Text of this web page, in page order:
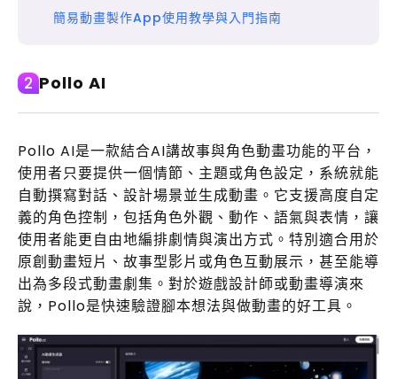
簡易動畫製作App使用教學與入門指南
2 Pollo AI
Pollo AI是一款結合AI講故事與角色動畫功能的平台，
使用者只要提供一個情節、主題或角色設定，系統就能
自動撰寫對話、設計場景並生成動畫。它支援高度自定
義的角色控制，包括角色外觀、動作、語氣與表情，讓
使用者能更自由地編排劇情與演出方式。特別適合用於
原創動畫短片、故事型影片或角色互動展示，甚至能導
出為多段式動畫劇集。對於遊戲設計師或動畫導演來
說，Pollo是快速驗證腳本想法與做動畫的好工具。